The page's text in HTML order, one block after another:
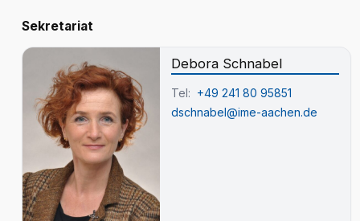
Sekretariat
Debora Schnabel
Tel: +49 241 80 95851
dschnabel@ime-aachen.de